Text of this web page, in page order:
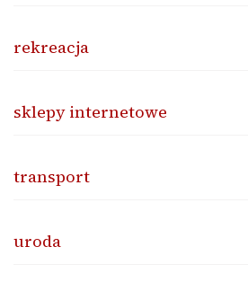
rekreacja
sklepy internetowe
transport
uroda